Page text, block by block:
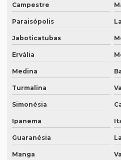
Intérprete mandarim português
Intérprete de negócios
Intérprete para palestras
Intérprete português chinês
Intérprete português inglês
Intérprete português japonês
Intérprete profissional coreano
Intérprete profissional em eventos
Campestre
Paraisópolis
Jaboticatubas
Ervália
Medina
Turmalina
Simonésia
Ipanema
Guaranésia
Manga